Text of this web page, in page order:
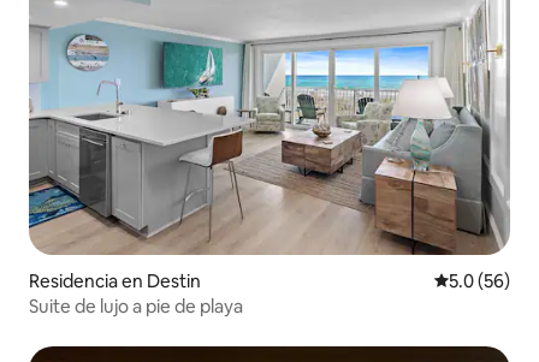
Residencia en Destin Calificación
5.0 (56)
Suite de lujo a pie de playa